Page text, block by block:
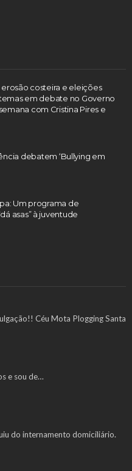
erosão costeira e eleições
em debate no Governo
com Cristina Pires e
debatem ‘Bullying em
Um programa de
asas” à juventude
Céu Mota Plogging Santa
e sou de…
do internamento domiciliário.